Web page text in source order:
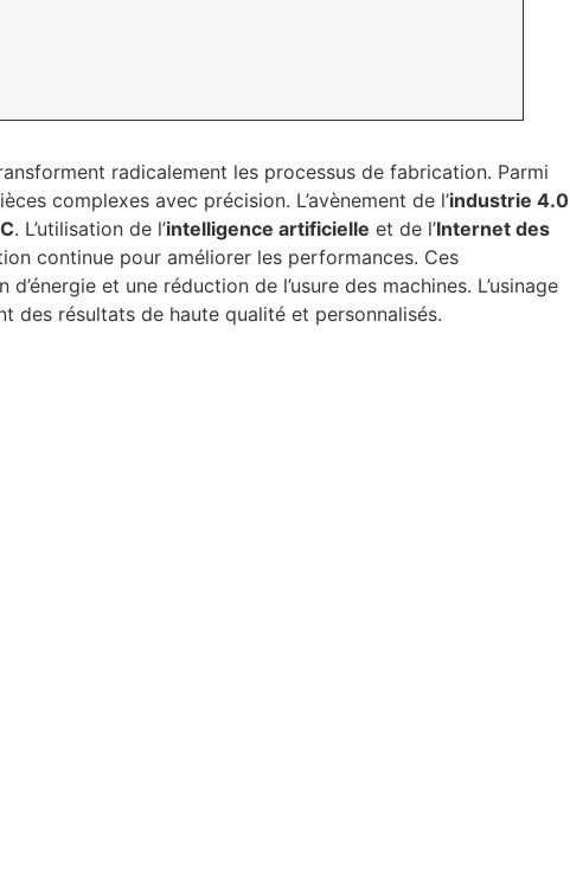
radicalement les processus de fabrication. Parmi
complexes avec précision. L’avènement de l’industrie 4.0
. L’utilisation de l’intelligence artificielle et de l’Internet des
continue pour améliorer les performances. Ces
et une réduction de l’usure des machines. L’usinage
des résultats de haute qualité et personnalisés.